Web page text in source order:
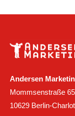
Andersen
Mommsenstraße 65
10629 Berlin-